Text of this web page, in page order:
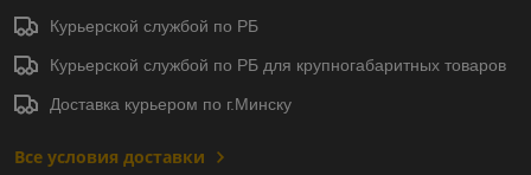
Курьерской службой по РБ
Курьерской службой по РБ для крупногабаритных товаров
Доставка курьером по г.Минску
Все условия доставки